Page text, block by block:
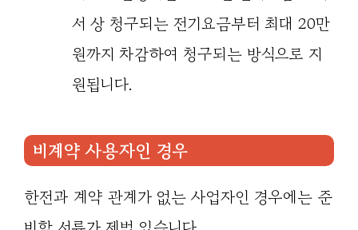
서 상 청구되는 전기요금부터 최대 20만
원까지 차감하여 청구되는 방식으로 지
원됩니다.
비계약 사용자인 경우
한전과 계약 관계가 없는 사업자인 경우에는 준